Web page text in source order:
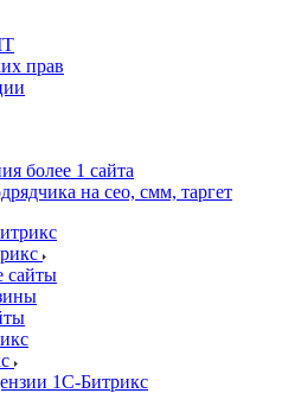
прав
более 1 сайта
на сео, смм, таргет
сайты
1С-Битрикс